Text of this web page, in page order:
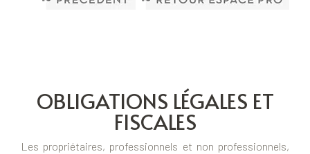
OBLIGATIONS LÉGALES ET
FISCALES
Les propriétaires, professionnels et non professionnels,